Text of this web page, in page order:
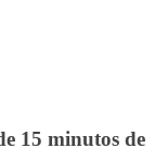
15 minutos de